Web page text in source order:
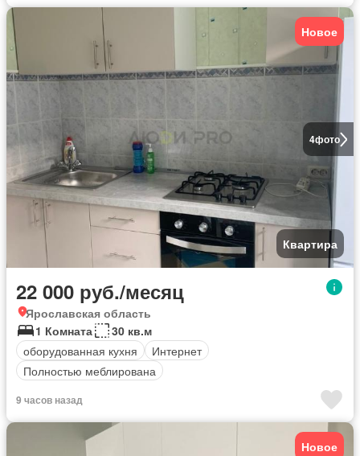
4фото
Новое
Квартира
22 000 руб./месяц
Ярославская область
1 Комната
30 кв.м
оборудованная кухня
Интернет
Полностью меблирована
9 часов назад
Новое